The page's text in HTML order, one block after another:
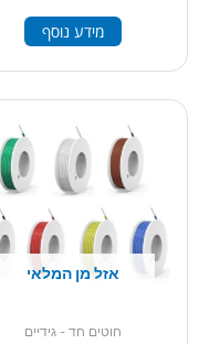
מידע נוסף
אזל מן המלאי
חוטים חד - גידיים